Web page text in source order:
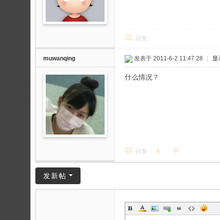
回复
muwanqing 发表于 2011-6-2 11:47:28 显
什么情况？
回复
发新帖